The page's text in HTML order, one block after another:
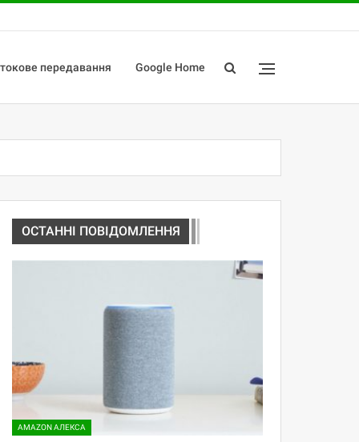
передавання Google Home
ОСТАННІ ПОВІДОМЛЕННЯ
AMAZON АЛЕКСА